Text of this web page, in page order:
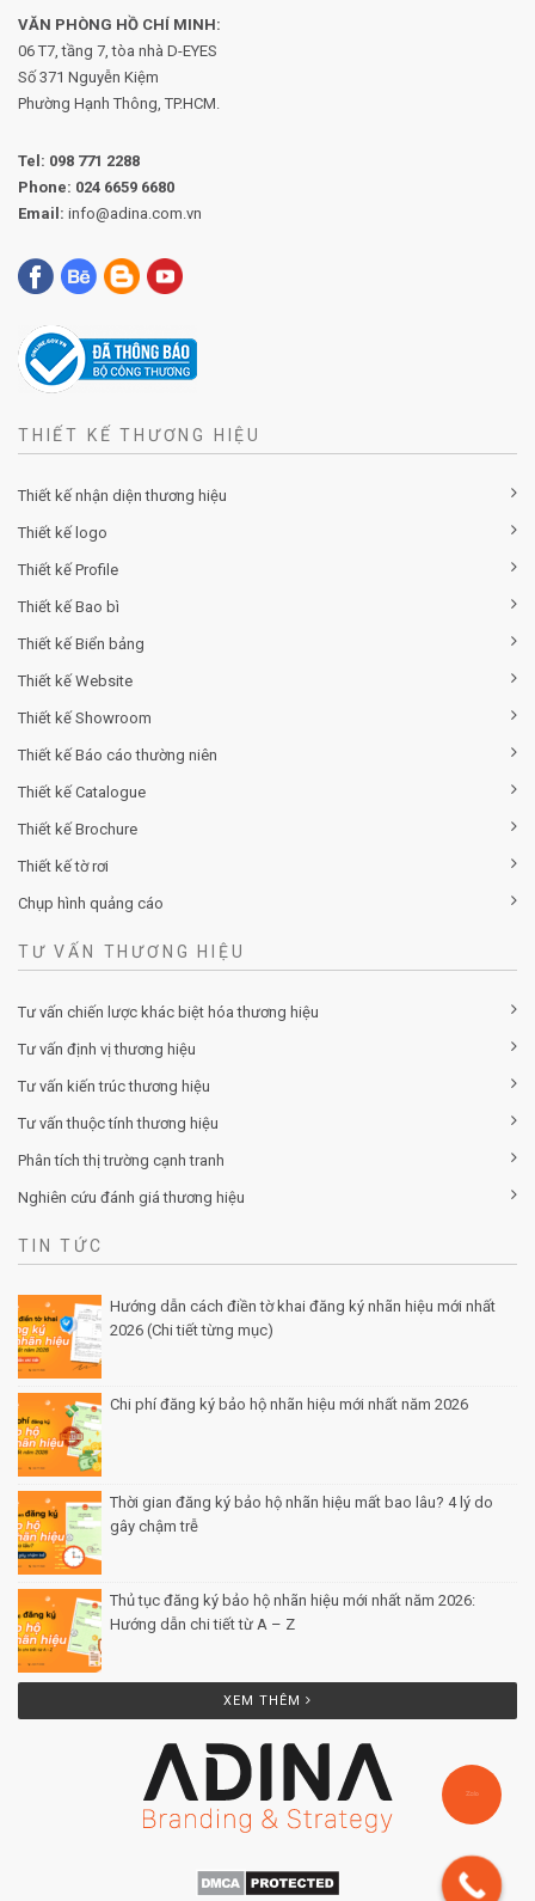
VĂN PHÒNG HỒ CHÍ MINH:
06 T7, tầng 7, tòa nhà D-EYES
Số 371 Nguyễn Kiệm
Phường Hạnh Thông, TP.HCM.
Tel: 098 771 2288
Phone: 024 6659 6680
Email: info@adina.com.vn
THIẾT KẾ THƯƠNG HIỆU
Thiết kế nhận diện thương hiệu
Thiết kế logo
Thiết kế Profile
Thiết kế Bao bì
Thiết kế Biển bảng
Thiết kế Website
Thiết kế Showroom
Thiết kế Báo cáo thường niên
Thiết kế Catalogue
Thiết kế Brochure
Thiết kế tờ rơi
Chụp hình quảng cáo
TƯ VẤN THƯƠNG HIỆU
Tư vấn chiến lược khác biệt hóa thương hiệu
Tư vấn định vị thương hiệu
Tư vấn kiến trúc thương hiệu
Tư vấn thuộc tính thương hiệu
Phân tích thị trường cạnh tranh
Nghiên cứu đánh giá thương hiệu
TIN TỨC
Hướng dẫn cách điền tờ khai đăng ký nhãn hiệu mới nhất
2026 (Chi tiết từng mục)
Chi phí đăng ký bảo hộ nhãn hiệu mới nhất năm 2026
Thời gian đăng ký bảo hộ nhãn hiệu mất bao lâu? 4 lý do
gây chậm trễ
Thủ tục đăng ký bảo hộ nhãn hiệu mới nhất năm 2026:
Hướng dẫn chi tiết từ A – Z
XEM THÊM